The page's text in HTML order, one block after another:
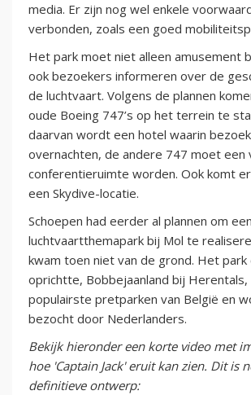
media. Er zijn nog wel enkele
verbonden, zoals een goed
Het park moet niet alleen amusement
ook bezoekers informeren over de
de luchtvaart. Volgens de plannen
oude Boeing 747’s op het terrein te
daarvan wordt een hotel waarin
overnachten, de andere 747 moet een
conferentieruimte worden. Ook komt
een Skydive-locatie.
Schoepen had eerder al plannen om een
luchtvaartthemapark bij Mol te
kwam toen niet van de grond. Het
oprichtte, Bobbejaanland bij Herentals,
populairste pretparken van België en
bezocht door Nederlanders.
Bekijk hieronder een korte video met
hoe 'Captain Jack' eruit kan zien. Dit is
definitieve ontwerp: